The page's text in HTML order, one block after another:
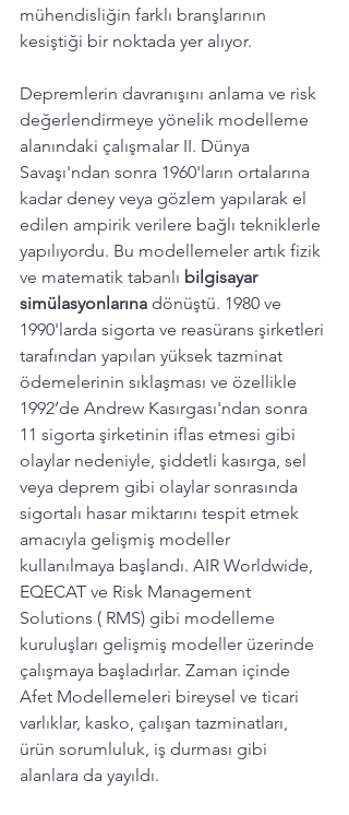
mühendisliğin farklı branşlarının
kesiştiği bir noktada yer alıyor.
Depremlerin davranışını anlama ve risk
değerlendirmeye yönelik modelleme
alanındaki çalışmalar II. Dünya
Savaşı'ndan sonra 1960'ların ortalarına
kadar deney veya gözlem yapılarak el
edilen ampirik verilere bağlı tekniklerle
yapılıyordu. Bu modellemeler artık fizik
ve matematik tabanlı bilgisayar
simülasyonlarına dönüştü. 1980 ve
1990'larda sigorta ve reasürans şirketleri
tarafından yapılan yüksek tazminat
ödemelerinin sıklaşması ve özellikle
1992’de Andrew Kasırgası'ndan sonra
11 sigorta şirketinin iflas etmesi gibi
olaylar nedeniyle, şiddetli kasırga, sel
veya deprem gibi olaylar sonrasında
sigortalı hasar miktarını tespit etmek
amacıyla gelişmiş modeller
kullanılmaya başlandı. AIR Worldwide,
EQECAT ve Risk Management
Solutions ( RMS) gibi modelleme
kuruluşları gelişmiş modeller üzerinde
çalışmaya başladırlar. Zaman içinde
Afet Modellemeleri bireysel ve ticari
varlıklar, kasko, çalışan tazminatları,
ürün sorumluluk, iş durması gibi
alanlara da yayıldı.